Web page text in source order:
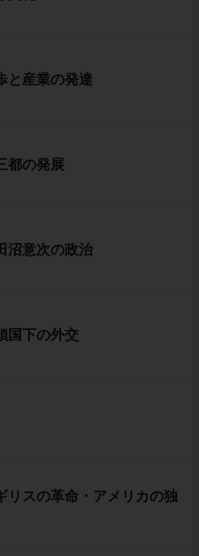
と産業の発達
都の発展
沼意次の政治
国下の外交
リスの革命・アメリカの独